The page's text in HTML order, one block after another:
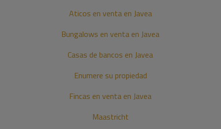
Aticos en venta en Javea
Bungalows en venta en Javea
Casas de bancos en Javea
Enumere su propiedad
Fincas en venta en Javea
Maastricht